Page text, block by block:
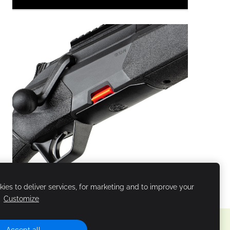
to deliver services, for marketing and to improve your
Customize